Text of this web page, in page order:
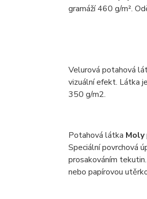
gramáží 460 g/m².
Velurová potahová
vizuální efekt. Látka
350 g/m2.
Potahová látka Moly
Speciální povrchová
prosakováním
nebo papírovou